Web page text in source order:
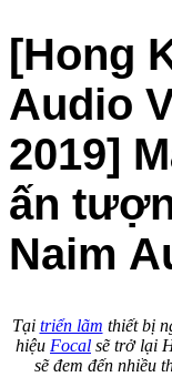
[Hong
Audio
2019]
ấn
Naim
Tại triển lãm thiết bị
hiệu Focal sẽ trở lại
sẽ đem đến nhiều